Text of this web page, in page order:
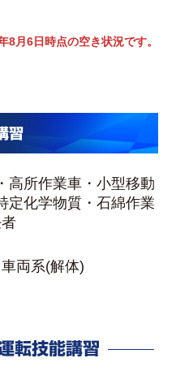
8月6日時点の空き状況です。
習
高所作業車・小型移動
定化学物質・石綿作業
両系(解体)
転技能講習